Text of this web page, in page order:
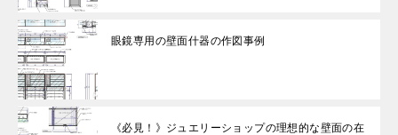
眼鏡専用の壁面什器の作図事例
《必見！》ジュエリーショップの理想的な壁面の在